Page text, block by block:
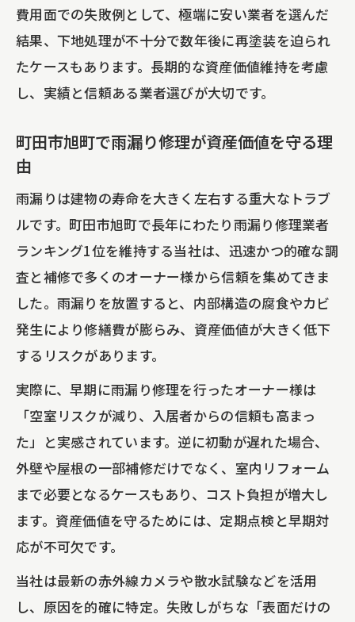
ル
雨漏り修理や一部補修のタイミングを知
る
シーリング工事が持つ保護効果とは
雨漏り修理やシーリング工事で資産価値維持
アパートやマンションで資産価値を守る
秘訣
ビルや戸建てで雨漏り修理が必要なサイ
ン
外壁塗装とセットで行うべき理由
防水工事と一部補修の連携ポイント
戸建てやマンションの一部補修最前線とは
一部補修の種類と費用目安を比較表で紹
介
アパートやマンションで一部補修が重要
な理由
ビルや戸建てで注目される補修技術とは
外壁塗装や屋根塗装との相性を解説
雨漏り修理や防水工事との最適な組み合
わせ
費用面での失敗例として、極端に安い業者を選んだ
結果、下地処理が不十分で数年後に再塗装を迫られ
たケースもあります。長期的な資産価値維持を考慮
し、実績と信頼ある業者選びが大切です。
町田市旭町で雨漏り修理が資産価値を守る理
由
雨漏りは建物の寿命を大きく左右する重大なトラブ
ルです。町田市旭町で長年にわたり雨漏り修理業者
ランキング1位を維持する当社は、迅速かつ的確な調
査と補修で多くのオーナー様から信頼を集めてきま
した。雨漏りを放置すると、内部構造の腐食やカビ
発生により修繕費が膨らみ、資産価値が大きく低下
するリスクがあります。
実際に、早期に雨漏り修理を行ったオーナー様は
「空室リスクが減り、入居者からの信頼も高まっ
た」と実感されています。逆に初動が遅れた場合、
外壁や屋根の一部補修だけでなく、室内リフォーム
まで必要となるケースもあり、コスト負担が増大し
ます。資産価値を守るためには、定期点検と早期対
応が不可欠です。
当社は最新の赤外線カメラや散水試験などを活用
し、原因を的確に特定。失敗しがちな「表面だけの